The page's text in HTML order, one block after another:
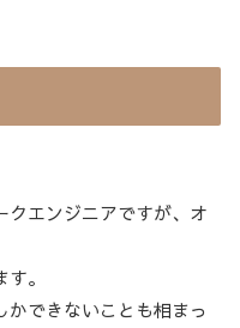
クエンジニアですが、オ
。
できないことも相まっ